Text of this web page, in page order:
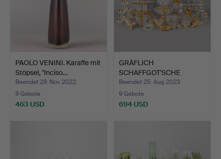
PAOLO VENINI. Karaffe mit
Stöpsel, "Inciso…
Beendet 29. Nov 2022
9 Gebote
463 USD
GRÄFLICH
SCHAFFGOT'SCHE
JOSEPHINENHÜTTE. u…
Beendet 25. Aug 2023
9 Gebote
694 USD